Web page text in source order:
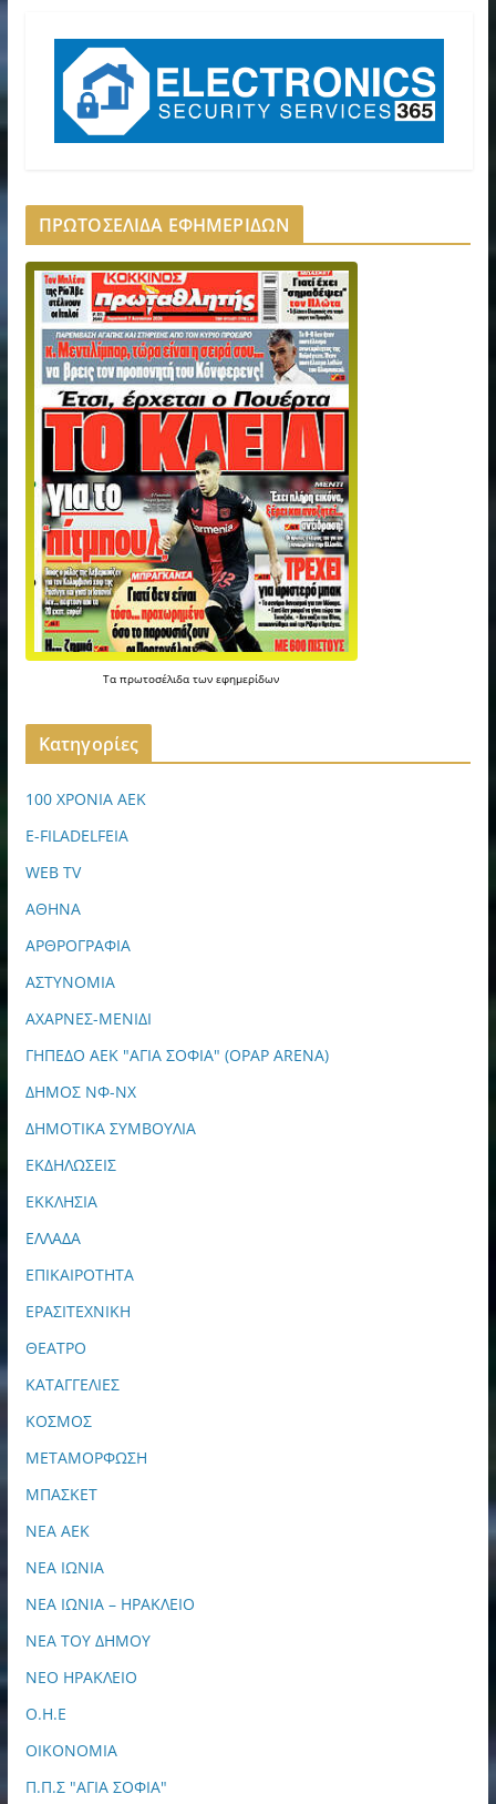
ΠΡΩΤΟΣΕΛΙΔΑ ΕΦΗΜΕΡΙΔΩΝ
Ταπρωτοσέλιδατωνεφημερίδων
Kατηγορίες
100 ΧΡΟΝΙΑ ΑΕΚ
E-FILADELFEIA
WEB TV
ΑΘΗΝΑ
ΑΡΘΡΟΓΡΑΦΙΑ
ΑΣΤΥΝΟΜΙΑ
ΑΧΑΡΝΕΣ-ΜΕΝΙΔΙ
ΓΗΠΕΔΟ ΑΕΚ "ΑΓΙΑ ΣΟΦΙΑ" (OPAP ARENA)
ΔΗΜΟΣ ΝΦ-ΝΧ
ΔΗΜΟΤΙΚΑ ΣΥΜΒΟΥΛΙΑ
ΕΚΔΗΛΩΣΕΙΣ
ΕΚΚΛΗΣΙΑ
ΕΛΛΑΔΑ
ΕΠΙΚΑΙΡΟΤΗΤΑ
ΕΡΑΣΙΤΕΧΝΙΚΗ
ΘΕΑΤΡΟ
ΚΑΤΑΓΓΕΛΙΕΣ
ΚΟΣΜΟΣ
ΜΕΤΑΜΟΡΦΩΣΗ
ΜΠΑΣΚΕΤ
ΝΕΑ ΑΕΚ
ΝΕΑ ΙΩΝΙΑ
ΝΕΑ ΙΩΝΙΑ – ΗΡΑΚΛΕΙΟ
ΝΕΑ ΤΟΥ ΔΗΜΟΥ
ΝΕΟ ΗΡΑΚΛΕΙΟ
Ο.Η.Ε
ΟΙΚΟΝΟΜΙΑ
Π.Π.Σ "ΑΓΙΑ ΣΟΦΙΑ"